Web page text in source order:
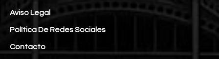
Aviso Legal
Política De Redes Sociales
Contacto